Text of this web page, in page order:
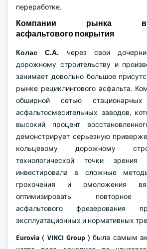
переработке.
Компании рынка
асфальтового покрытия
Колас С.А. через свои
дорожному строительству и
занимает довольно большое
рынке рециклингового асфальта.
обширной сетью
асфальтосмесительных заводов,
высокий процент
демонстрирует серьезную
кольцевому дорожному
технологической точки зрения
инвестировала в сложные
грохочения и омоложения
оптимизировать повторное
асфальтового фрезерования
эксплуатационных и нормативных
Eurovia ( VINCI Group )была самым